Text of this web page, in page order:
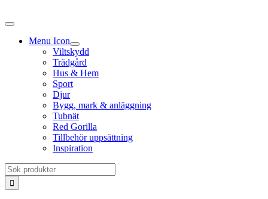
till
Menu Icon
Viltskydd
Trädgård
Hus & Hem
Sport
Djur
Bygg, mark & anläggning
Tubnät
Red Gorilla
Tillbehör uppsättning
Inspiration
Sök
efter: